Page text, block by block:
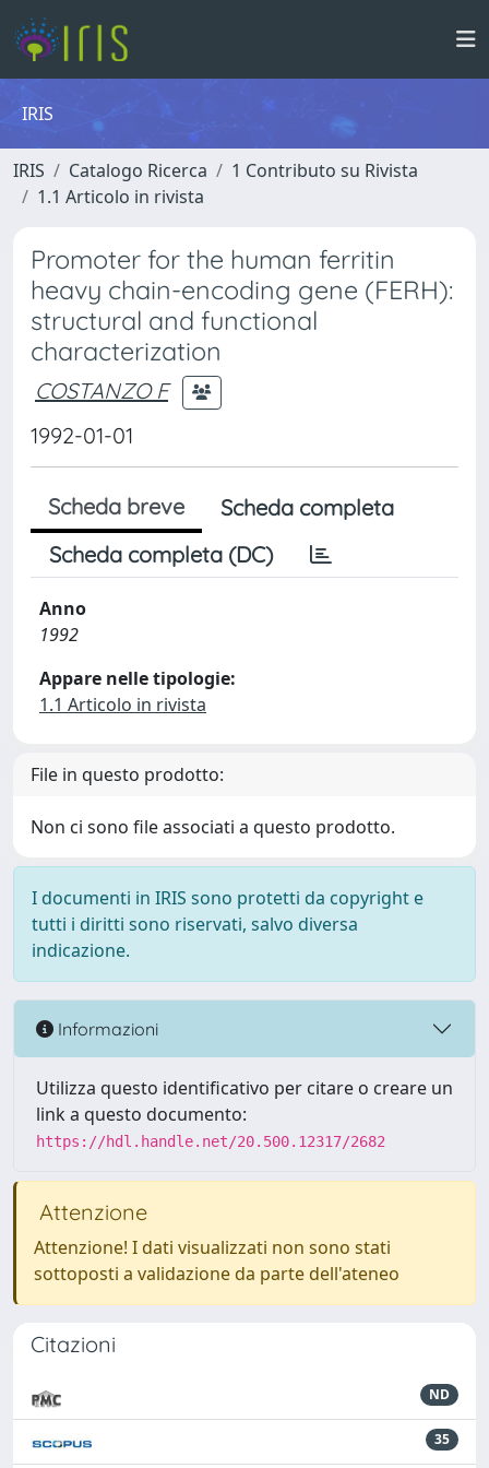
IRIS
IRIS Catalogo Ricerca
1 Contributo su Rivista
1.1 Articolo in rivista
Promoter for the human ferritin
heavy chain-encoding gene (FERH):
structural and functional
characterization
COSTANZO F
1992-01-01
Scheda breve
Scheda completa
Scheda completa (DC)
Anno
1992
Appare nelle tipologie:
1.1 Articolo in rivista
File in questo prodotto:
Non ci sono file associati a questo prodotto.
I documenti in IRIS sono protetti da copyright e
tutti i diritti sono riservati, salvo diversa
indicazione.
Informazioni
Utilizza questo identificativo per citare o creare un
link a questo documento:
https://hdl.handle.net/20.500.12317/2682
Attenzione
Attenzione! I dati visualizzati non sono stati
sottoposti a validazione da parte dell'ateneo
Citazioni
ND
35